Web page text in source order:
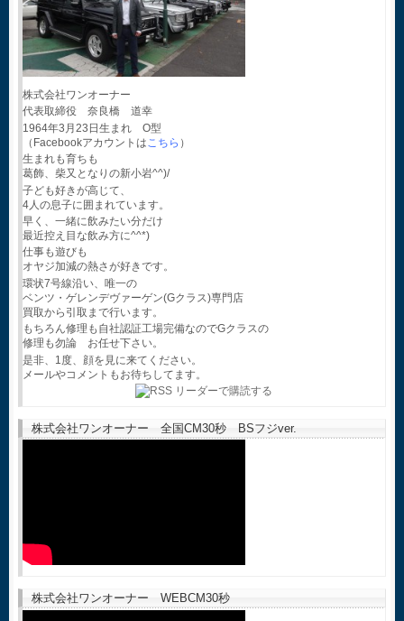
株式会社ワンオーナー
代表取締役 奈良橋 道幸
1964年3月23日生まれ O型
（Facebookアカウントはこちら ）
生まれも育ちも
葛飾、柴又となりの新小岩^^)/
子ども好きが高じて、
4人の息子に囲まれています。
早く、一緒に飲みたい分だけ
最近控え目な飲み方に^^*)
仕事も遊びも
オヤジ加減の熱さが好きです。
環状7号線沿い、唯一の
ベンツ・ゲレンデヴァーゲン(Gクラス)専門店
買取から引取まで行います。
もちろん修理も自社認証工場完備なのでGクラスの
修理も勿論 お任せ下さい。
是非、1度、顔を見に来てください。
メールやコメントもお待ちしてます。
株式会社ワンオーナー 全国CM30秒 BSフジver.
株式会社ワンオーナー WEBCM30秒